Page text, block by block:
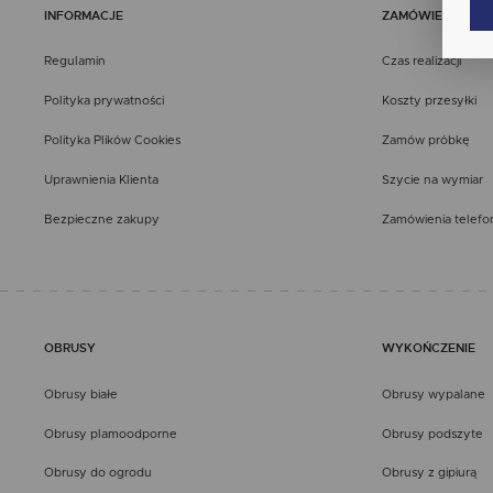
INFORMACJE
Regulamin
Polityka prywatności
Polityka Plików Cookies
Uprawnienia Klienta
Bezpieczne zakupy
ZAMÓWIENIA
Czas realizacji
Koszty przesyłki
Zamów próbkę
Szycie na wymiar
Zamówienia
OBRUSY
Obrusy białe
Obrusy plamoodporne
Obrusy do ogrodu
WYKOŃCZENIE
Obrusy wypalane
Obrusy podszyte
Obrusy z gipiurą